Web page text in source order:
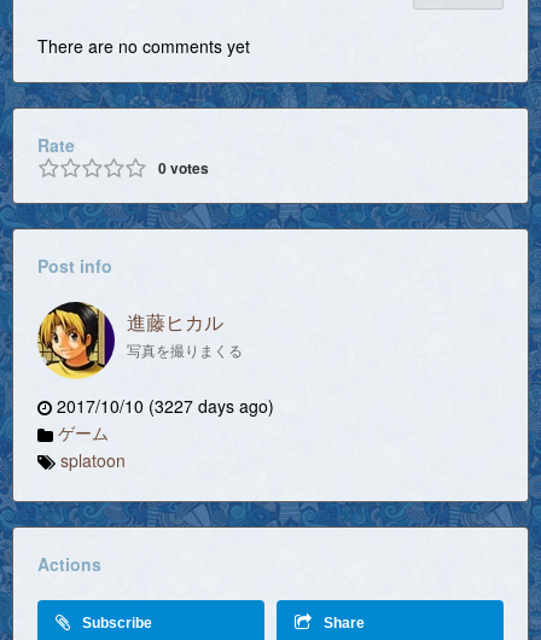
There are no comments yet
Rate
0votes
Post info
進藤ヒカル
写真を撮りまくる
2017/10/10 (3227 days ago)
ゲーム
splatoon
Actions
Subscribe Share